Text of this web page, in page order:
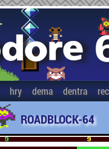
hry dema dentra
ROADBLOCK-64